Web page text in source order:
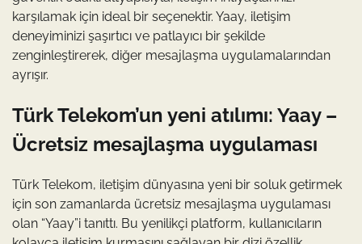
karşılamak için ideal bir seçenektir. Yaay, iletişim
deneyiminizi şaşırtıcı ve patlayıcı bir şekilde
zenginleştirerek, diğer mesajlaşma uygulamalarından
ayrışır.
Türk Telekom’un yeni atılımı: Yaay –
Ücretsiz mesajlaşma uygulaması
Türk Telekom, iletişim dünyasına yeni bir soluk getirmek
için son zamanlarda ücretsiz mesajlaşma uygulaması
olan “Yaay”i tanıttı. Bu yenilikçi platform, kullanıcıların